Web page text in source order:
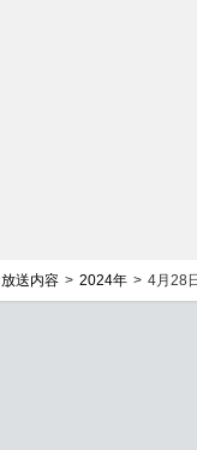
放送内容 2024年 4月28